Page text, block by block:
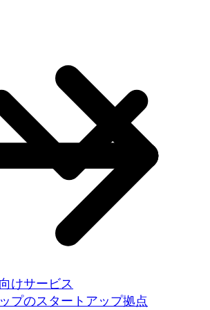
けサービス
プのスタートアップ拠点